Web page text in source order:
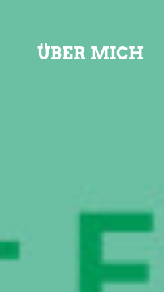
ÜBER MICH